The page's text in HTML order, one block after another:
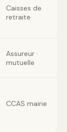
Caisses de
retraite
Assureur ·
mutuelle
CCAS mairie